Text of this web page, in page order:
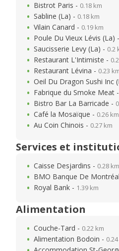
Bistrot Paris - 0.18 km
Sabline (La) - 0.18 km
Vilain Canard - 0.19 km
Poule Du Vieux Lévis (La) -
Saucisserie Levy (La) - 0.2
Restaurant L'Intimiste -
Restaurant Lévina - 0.23
Oeil Du Dragon Sushi Inc
Fabrique du Smoke Meat -
Bistro Bar La Barricade -
Café la Mosaïque - 0.26 km
Au Coin Chinois - 0.27 km
Services et
Caisse Desjardins - 0.28 km
BMO Banque De
Royal Bank - 1.39 km
Alimentation
Couche-Tard - 0.22 km
Alimentation Bodoin -